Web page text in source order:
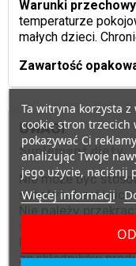
Warunki
temperaturze
małych dzieci.
Zawartość
UWAGI
Suplement diety.
Nie może być
substytut
Nie należy
Nie stosować w
ze składników
Ta witryna korzysta z
cookie stron trzecich
pokazywać Ci
analizując Twoje
jego użycie, naciśnij
Więcej informacji